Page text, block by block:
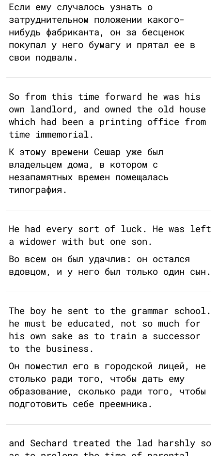
Если ему случалось узнать о
затруднительном положении какого-
нибудь фабриканта, он за бесценок
покупал у него бумагу и прятал ее в
свои подвалы.
So from this time forward he was his
own landlord, and owned the old house
which had been a printing office from
time immemorial.
К этому времени Сешар уже был
владельцем дома, в котором с
незапамятных времен помещалась
типография.
He had every sort of luck. He was left
a widower with but one son.
Во всем он был удачлив: он остался
вдовцом, и у него был только один сын.
The boy he sent to the grammar school.
he must be educated, not so much for
his own sake as to train a successor
to the business.
Он поместил его в городской лицей, не
столько ради того, чтобы дать ему
образование, сколько ради того, чтобы
подготовить себе преемника.
and Sechard treated the lad harshly so